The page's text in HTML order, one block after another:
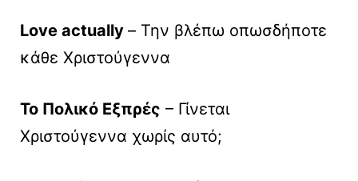
Love actually – Την βλέπω οπωσδήποτε
κάθε Χριστούγεννα
To Πολικό Εξπρές – Γίνεται
Χριστούγεννα χωρίς αυτό;